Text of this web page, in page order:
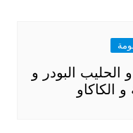
الحليب البودر و
و الكاكاو